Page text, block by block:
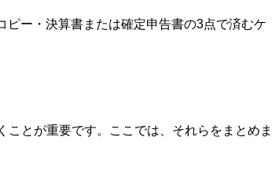
ー・決算書または確定申告書の3点で済むケ
とが重要です。ここでは、それらをまとめま